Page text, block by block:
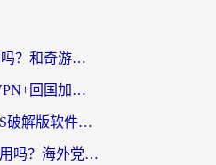
ChickCN VPN好用吗？和奇游手游VPN对比哪个回国效果更好？海外党亲测实用指南
海外党必看：PC VPN+回国加速器怎么选？无缝访问国内资源全攻略
海外党别踩坑！iOS破解版软件不可靠？教你选对回国加速器无缝看国内资源
雷神手游和快喵好用吗？海外党亲测5款回国加速器，附斧牛Bling对比+微信视频号解决办法